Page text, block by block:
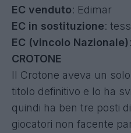
EC venduto: Edimar
EC in sostituzione:
EC (vincolo Nazionale)
CROTONE
Il Crotone aveva un
titolo definitivo e lo ha
quindi ha ben tre posti
giocatori non facente